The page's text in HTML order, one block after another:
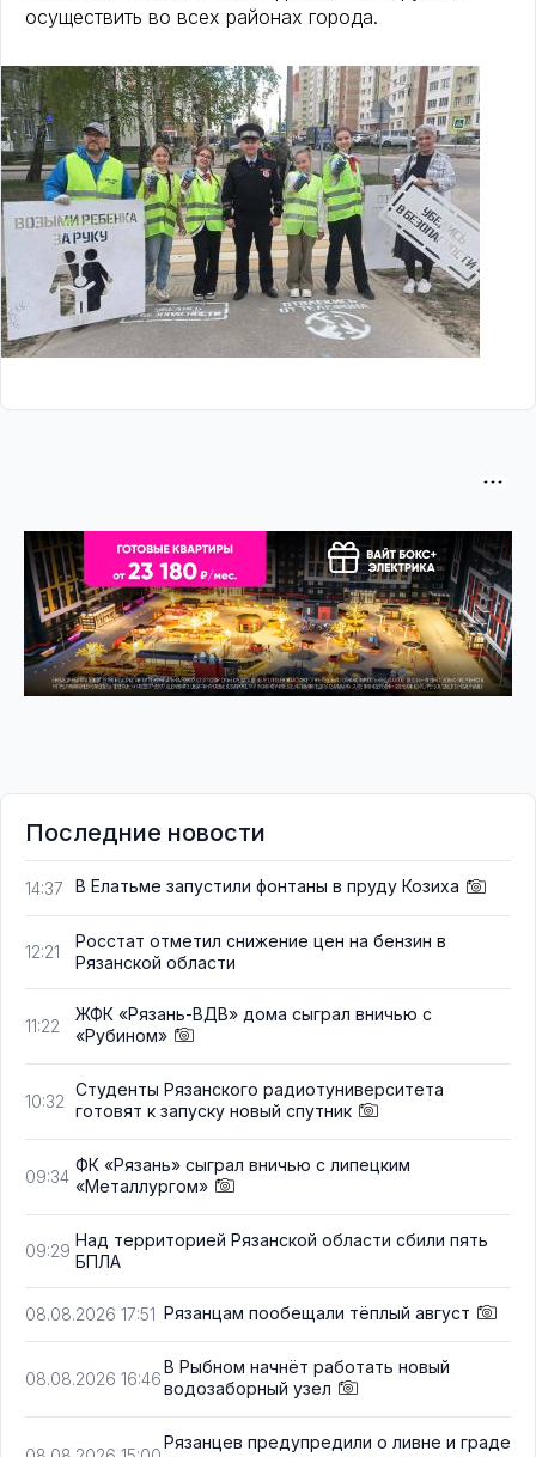
осуществить во всех районах города.
Последние новости
14:37 В Елатьме запустили фонтаны в пруду Козиха
12:21
Росстат отметил снижение цен на бензин в
Рязанской области
11:22
ЖФК «Рязань-ВДВ» дома сыграл вничью с
«Рубином»
10:32
Студенты Рязанского радиотуниверситета
готовят к запуску новый спутник
09:34
ФК «Рязань» сыграл вничью с липецким
«Металлургом»
09:29
Над территорией Рязанской области сбили пять
БПЛА
08.08.2026 17:51 Рязанцам пообещали тёплый август
08.08.2026 16:46
В Рыбном начнёт работать новый
водозаборный узел
Рязанцев предупредили о ливне и граде